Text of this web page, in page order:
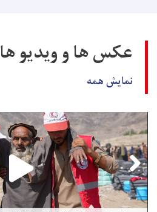
عکس ها و ویدیو ها
نمایش همه